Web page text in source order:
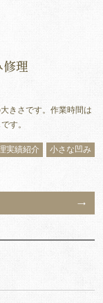
理
きさです。作業時間は
す。
実績紹介 小さな凹み